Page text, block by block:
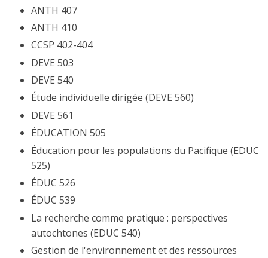
ANTH 407
ANTH 410
CCSP 402-404
DEVE 503
DEVE 540
Étude individuelle dirigée (DEVE 560)
DEVE 561
ÉDUCATION 505
Éducation pour les populations du Pacifique (EDUC
525)
ÉDUC 526
ÉDUC 539
La recherche comme pratique : perspectives
autochtones (EDUC 540)
Gestion de l'environnement et des ressources